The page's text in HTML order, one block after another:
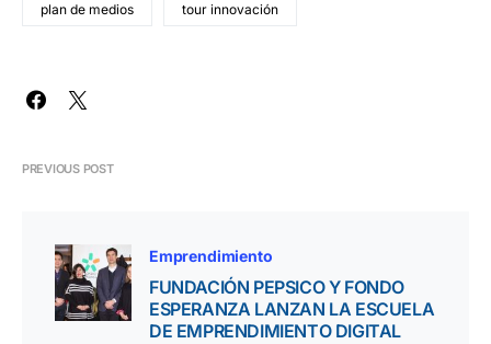
plan de medios tour innovación
PREVIOUS POST
Emprendimiento
FUNDACIÓN PEPSICO Y FONDO
ESPERANZA LANZAN LA ESCUELA
DE EMPRENDIMIENTO DIGITAL